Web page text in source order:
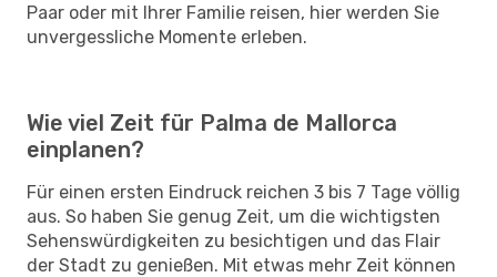
Paar oder mit Ihrer Familie reisen, hier werden Sie
unvergessliche Momente erleben.
Wie viel Zeit für Palma de Mallorca
einplanen?
Für einen ersten Eindruck reichen 3 bis 7 Tage völlig
aus. So haben Sie genug Zeit, um die wichtigsten
Sehenswürdigkeiten zu besichtigen und das Flair
der Stadt zu genießen. Mit etwas mehr Zeit können